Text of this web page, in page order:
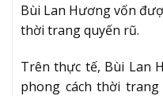
Bùi Lan Hương vốn
thời trang quyến rũ.
Trên thực tế, Bùi Lan
phong cách thời